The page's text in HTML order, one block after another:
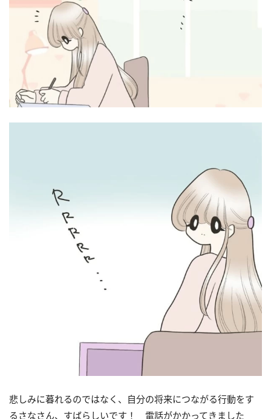
悲しみに暮れるのではなく、自分の将来につながる行動をす
るさなさん、すばらしいです！ 電話がかかってきました